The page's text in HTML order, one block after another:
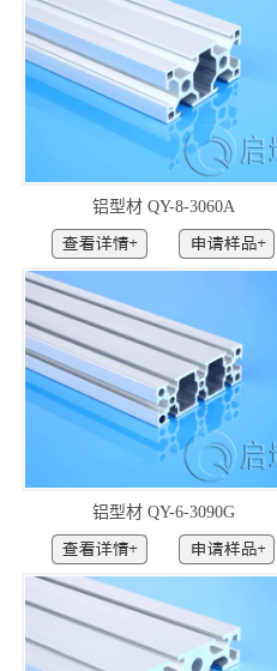
铝型材 QY-8-3060A
铝型材 QY-6-3090G